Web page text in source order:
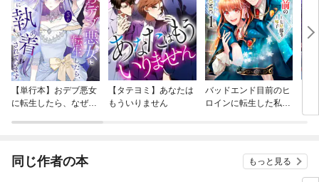
【単行本】おデブ悪女
に転生したら、なぜか
【タテヨミ】あなたは
もういりません
バッドエンド目前のヒ
ロインに転生した私、
同じ作者の本 もっと見る